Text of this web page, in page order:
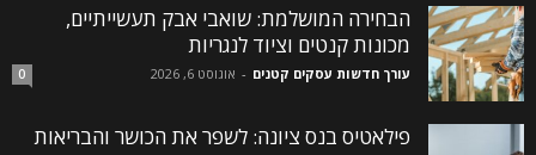
הבחירה המושלמת: שואבי אבק תעשייתיים,
מכונות קנטים וציוד לנגריות
עורך חדשות עסקים קטנים - אוגוסט 6, 2026 0
פילאטיס בנס ציונה: לשפר את הכושר והבריאות